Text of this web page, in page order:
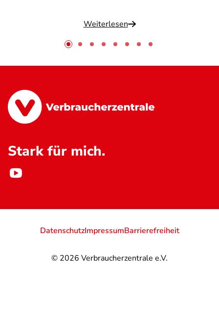
Weiterlesen
Stark für mich.
© 2026 Verbraucherzentrale e.V.
DatenschutzImpressumBarrierefreiheit